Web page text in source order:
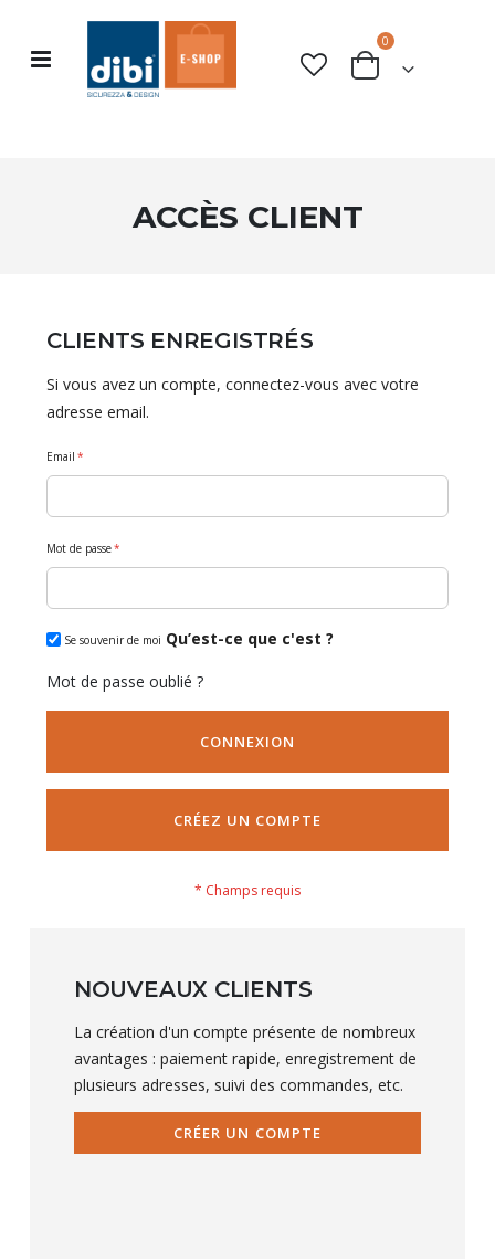
Basculer
navigation
Cart
0 articles
ACCÈS CLIENT
CLIENTS ENREGISTRÉS
Si vous avez un compte, connectez-vous avec votre
adresse email.
Email
Mot de passe
Se souvenir de moi Qu’est-ce que c'est ?
Mot de passe oublié ?
CONNEXION
CRÉEZ UN COMPTE
NOUVEAUX CLIENTS
La création d'un compte présente de nombreux
avantages : paiement rapide, enregistrement de
plusieurs adresses, suivi des commandes, etc.
CRÉER UN COMPTE